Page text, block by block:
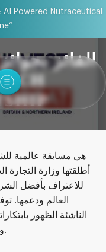
AI Powered Nutraceutical
الفائز
للاعتراف بأفضل
العالم ودعمها.
الناشئة الظهور
والشركاء المحتملين في المملكة المتحدة.